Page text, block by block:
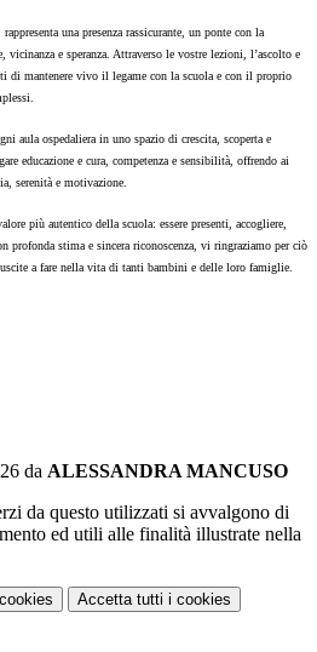
una presenza rassicurante, un ponte con la
e speranza. Attraverso le vostre lezioni, l’ascolto e
di mantenere vivo il legame con la scuola e con il proprio
aula ospedaliera in uno spazio di crescita, scoperta e
educazione e cura, competenza e sensibilità, offrendo ai
serenità e motivazione.
più autentico della scuola: essere presenti, accogliere,
profonda stima e sincera riconoscenza, vi ringraziamo per ciò
a fare nella vita di tanti bambini e delle loro famiglie.
da ALESSANDRA MANCUSO
da questo utilizzati si avvalgono di
ed utili alle finalità illustrate nella
Accetta tutti i cookies